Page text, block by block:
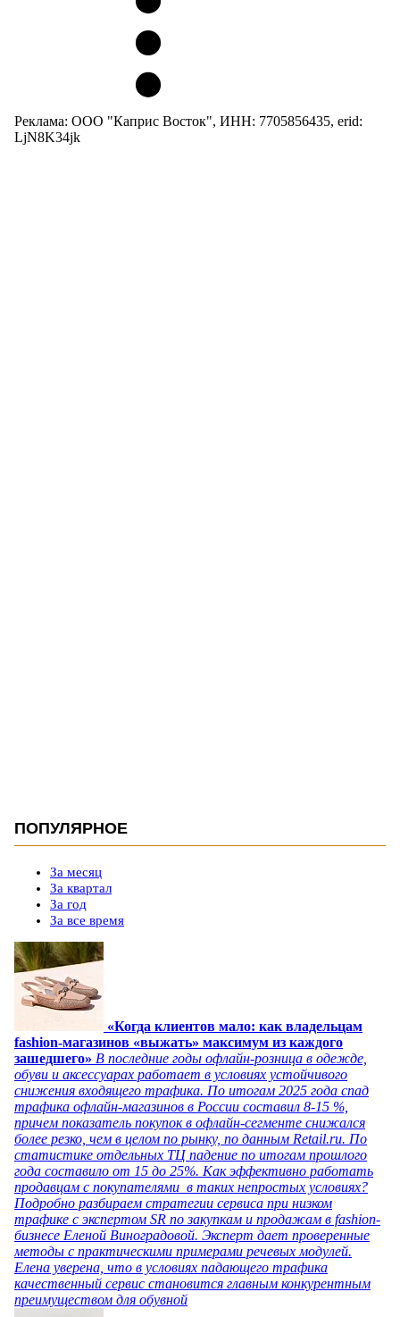
Реклама: ООО "Каприс Восток", ИНН: 7705856435, erid:
LjN8K34jk
ПОПУЛЯРНОЕ
За месяц
За квартал
За год
За все время
«Когда клиентов мало: как владельцам
fashion-магазинов «выжать» максимум из каждого
зашедшего» В последние годы офлайн-розница в одежде,
обуви и аксессуарах работает в условиях устойчивого
снижения входящего трафика. По итогам 2025 года спад
трафика офлайн-магазинов в России составил 8-15 %,
причем показатель покупок в офлайн-сегменте снижался
более резко, чем в целом по рынку, по данным Retail.ru. По
статистике отдельных ТЦ падение по итогам прошлого
года составило от 15 до 25%. Как эффективно работать
продавцам с покупателями в таких непростых условиях?
Подробно разбираем стратегии сервиса при низком
трафике с экспертом SR по закупкам и продажам в fashion-
бизнесе Еленой Виноградовой. Эксперт дает проверенные
методы с практическими примерами речевых модулей.
Елена уверена, что в условиях падающего трафика
качественный сервис становится главным конкурентным
преимуществом для обувной